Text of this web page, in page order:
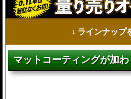
↓ ラインナップ
マットコーティングが加